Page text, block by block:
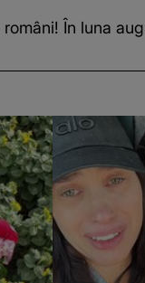
În luna